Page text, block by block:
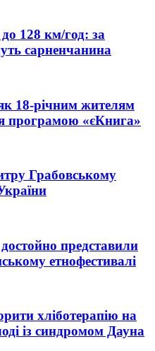
128 км/год: за
сарненчанина
18-річним жителям
програмою «єКнига»
Грабовському
достойно представили
етнофестивалі
хліботерапію на
із синдромом Дауна